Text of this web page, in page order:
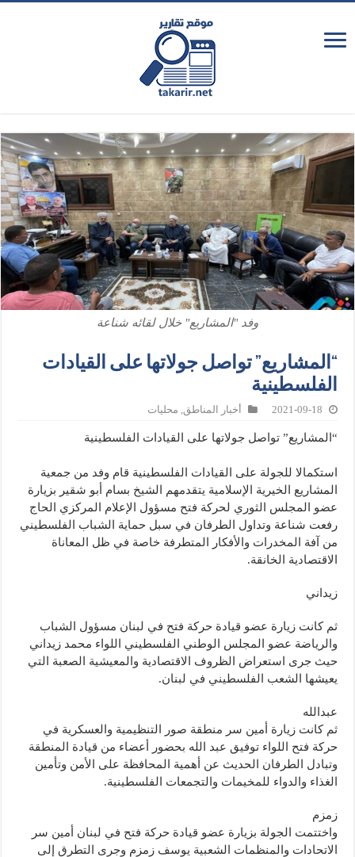
وفد "المشاريع" خلال لقائه شناعة
“المشاريع” تواصل جولاتها على القيادات
الفلسطينية
2021-09-18 أخبار المناطق محليات
“المشاريع” تواصل جولاتها على القيادات الفلسطينية
استكمالا للجولة على القيادات الفلسطينية قام وفد من جمعية
المشاريع الخيرية الإسلامية يتقدمهم الشيخ بسام أبو شقير بزيارة
عضو المجلس الثوري لحركة فتح مسؤول الإعلام المركزي الحاج
رفعت شناعة وتداول الطرفان في سبل حماية الشباب الفلسطيني
من آفة المخدرات والأفكار المتطرفة خاصة في ظل المعاناة
الاقتصادية الخانقة.
زيداني
ثم كانت زيارة عضو قيادة حركة فتح في لبنان مسؤول الشباب
والرياضة عضو المجلس الوطني الفلسطيني اللواء محمد زيداني
حيث جرى استعراض الظروف الاقتصادية والمعيشية الصعبة التي
يعيشها الشعب الفلسطيني في لبنان.
عبدالله
ثم كانت زيارة أمين سر منطقة صور التنظيمية والعسكرية في
حركة فتح اللواء توفيق عبد الله بحضور أعضاء من قيادة المنطقة
وتبادل الطرفان الحديث عن أهمية المحافظة على الأمن وتأمين
الغذاء والدواء للمخيمات والتجمعات الفلسطينية.
زمزم
واختتمت الجولة بزيارة عضو قيادة حركة فتح في لبنان أمين سر
الاتحادات والمنظمات الشعبية يوسف زمزم وجرى التطرق إلى